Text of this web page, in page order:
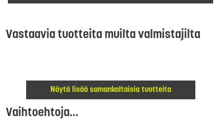
Vastaavia tuotteita muilta valmistajilta
Näytä lisää samankaltaisia tuotteita
Vaihtoehtoja...